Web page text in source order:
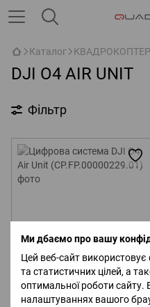
Ми дбаємо про вашу
Цей веб-сайт
та статистичних цілей, а
оптимальної роботи сайту.
налаштуваннях вашого
Каталог
DJI O4 AIR UNIT
Фільтр
Новинка
Цифрова система DJI O4 Air
Unit (CP.FP.00000229.01)